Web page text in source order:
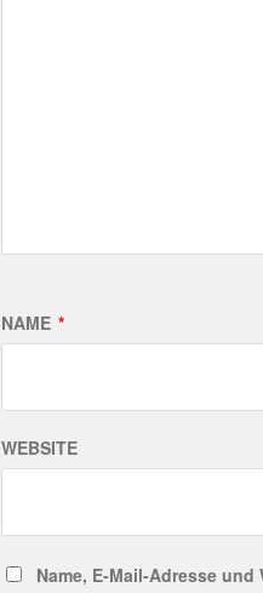
NAME *
WEBSITE
Name, E-Mail-Adresse